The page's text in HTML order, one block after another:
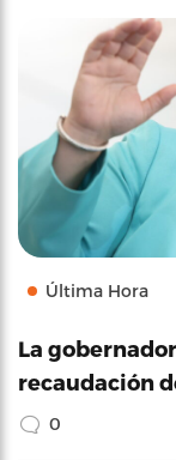
Última Hora
La
recaudación
0